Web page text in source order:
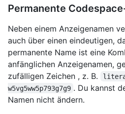
Permanente
Neben einem Anzeigenamen
auch über einen eindeutigen,
permanente Name ist eine
anfänglichen Anzeigenamen,
zufälligen Zeichen , z. B.
w5vg5ww5p793g7g9 . Du kannst
Namen nicht ändern.